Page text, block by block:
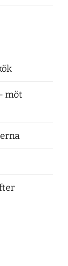
möt